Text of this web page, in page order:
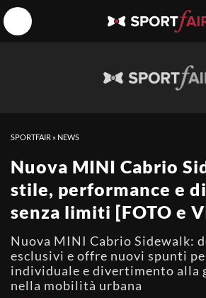
SPORTFAIR » NEWS
Nuova MINI Cabrio
stile, performance e
senza limiti [FOTO e
Nuova MINI Cabrio Sidewalk:
esclusivi e offre nuovi spunti
individuale e divertimento alla
nella mobilità urbana